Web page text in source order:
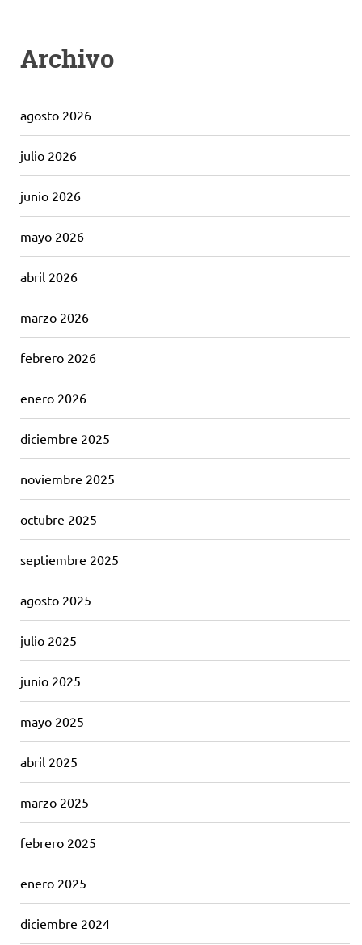
Archivo
agosto 2026
julio 2026
junio 2026
mayo 2026
abril 2026
marzo 2026
febrero 2026
enero 2026
diciembre 2025
noviembre 2025
octubre 2025
septiembre 2025
agosto 2025
julio 2025
junio 2025
mayo 2025
abril 2025
marzo 2025
febrero 2025
enero 2025
diciembre 2024